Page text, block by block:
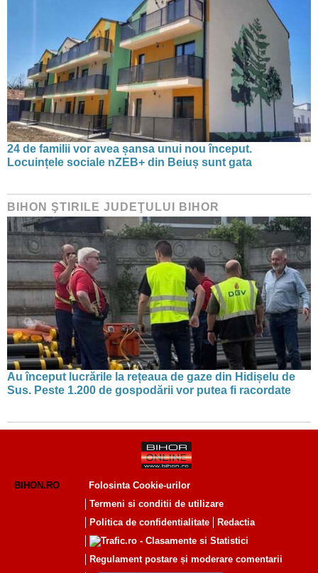
24 de familii vor avea șansa unui nou început.
Locuințele sociale nZEB+ din Beiuș sunt gata
BIHON ŞTIRILE JUDEŢULUI BIHOR
Au început lucrările la rețeaua de gaze din Hidișelu de
Sus. Peste 1.200 de gospodării vor putea fi racordate
BIHON.RO
Folosinta Cookie-urilor
Termeni si conditii de utilizare
Politica de confidentialitate
Redactia
Regulament postare și moderare comentarii